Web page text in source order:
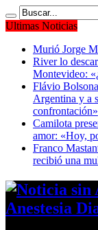
Ultimas Noticias
Murió Jorge
River lo
Montevideo:
Flávio
Argentina y a
confrontación»
Camilota
amor: «Hoy,
Franco
recibió una
Anestesia